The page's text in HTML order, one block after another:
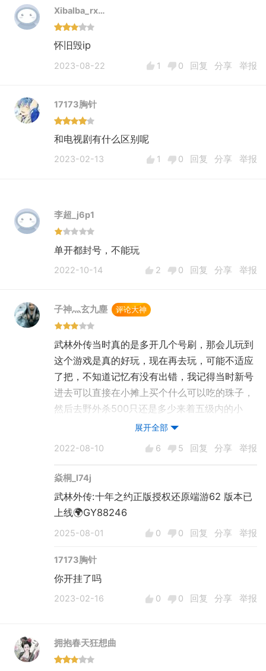
Xibalba_rx…
怀旧毁ip
2023-08-22 1 0 回复 分享 举报
17173胸针
和电视剧有什么区别呢
2023-02-13 1 0 回复 分享 举报
李超_j6p1
单开都封号，不能玩
2022-10-14 2 0 回复 分享 举报
子神灬玄九塵 评论大神
武林外传当时真的是多开几个号刷，那会儿玩到
这个游戏是真的好玩，现在再去玩，可能不适应
了把，不知道记忆有没有出错，我记得当时新号
进去可以直接在小摊上买个什么可以吃的珠子，
然后去野外杀500只还是多少来着五级内的小
怪，可以直接获得巨量的经验，然后还有个方
拉到城里，丢给npc消灭，也可以获得巨量的经
验，我不知道我记错没
展开全部
2022-08-10 6 5 回复 分享 举报
焱桐_l74j
武林外传:十年之约正版授权还原端游62 版本已
上线🌍GY88246
2025-08-01 0 0 回复 分享 举报
17173胸针
你开挂了吗
2023-02-16 0 0 回复 分享 举报
拥抱春天狂想曲